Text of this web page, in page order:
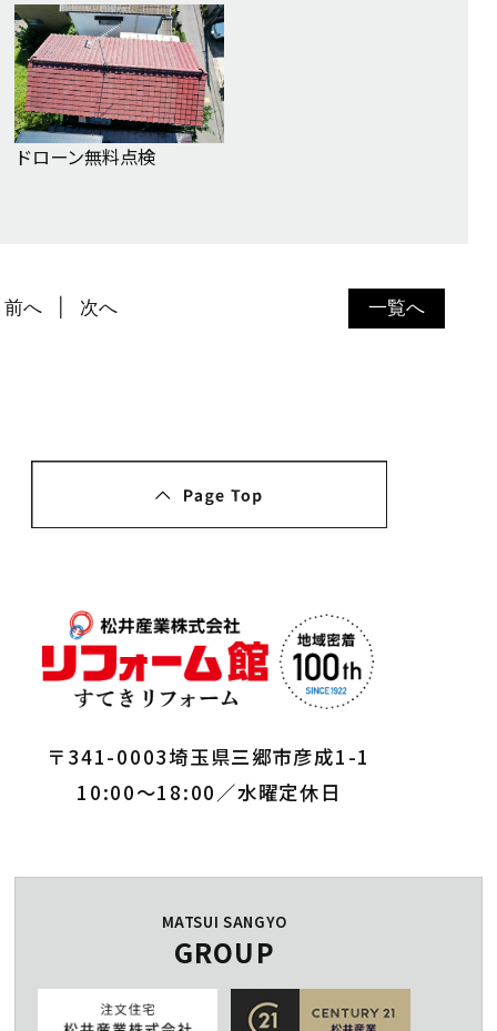
ドローン無料点検
一覧へ
前へ 次へ
〒341-0003埼玉県三郷市彦成1-1
10:00～18:00／水曜定休日
MATSUI SANGYO
GROUP